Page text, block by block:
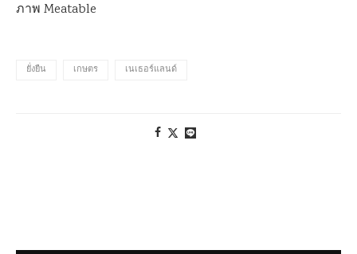
ภาพ Meatable
ยั่งยืน เกษตร เนเธอร์แลนด์